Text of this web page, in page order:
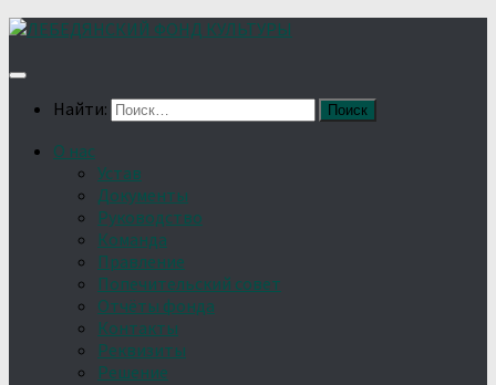
Найти:
О нас
Устав
Документы
Руководство
Команда
Правление
Попечительский совет
Отчёты фонда
Контакты
Реквизиты
Решение